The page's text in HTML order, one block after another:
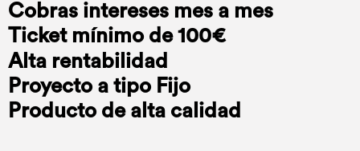
Cobras intereses mes a mes
Ticket mínimo de 100€
Alta rentabilidad
Proyecto a tipo Fijo
Producto de alta calidad